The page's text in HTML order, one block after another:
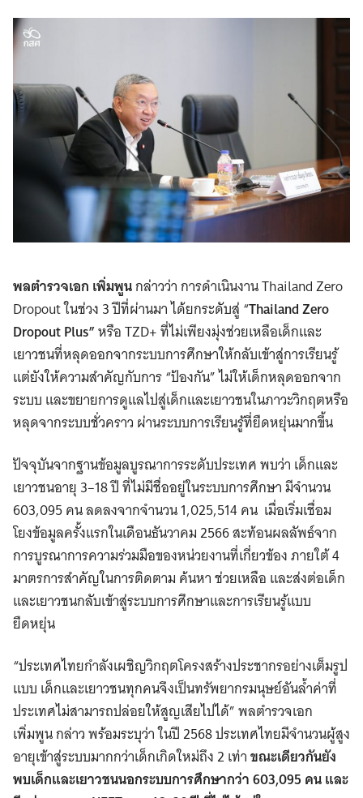
พลตำรวจเอก เพิ่มพูนกล่าวว่า การดำเนินงาน Thailand Zero
Dropout ในช่วง 3 ปีที่ผ่านมา ได้ยกระดับสู่ “Thailand Zero
Dropout Plus”หรือ TZD+ ที่ไม่เพียงมุ่งช่วยเหลือเด็กและ
เยาวชนที่หลุดออกจากระบบการศึกษาให้กลับเข้าสู่การเรียนรู้
แต่ยังให้ความสำคัญกับการ “ป้องกัน” ไม่ให้เด็กหลุดออกจาก
ระบบ และขยายการดูแลไปสู่เด็กและเยาวชนในภาวะวิกฤตหรือ
หลุดจากระบบชั่วคราว ผ่านระบบการเรียนรู้ที่ยืดหยุ่นมากขึ้น
ปัจจุบันจากฐานข้อมูลบูรณาการระดับประเทศ พบว่า เด็กและ
เยาวชนอายุ 3–18 ปี ที่ไม่มีชื่ออยู่ในระบบการศึกษา มีจำนวน
603,095 คน ลดลงจากจำนวน 1,025,514 คน เมื่อเริ่มเชื่อม
โยงข้อมูลครั้งแรกในเดือนธันวาคม 2566 สะท้อนผลลัพธ์จาก
การบูรณาการความร่วมมือของหน่วยงานที่เกี่ยวข้อง ภายใต้ 4
มาตรการสำคัญในการติดตาม ค้นหา ช่วยเหลือ และส่งต่อเด็ก
และเยาวชนกลับเข้าสู่ระบบการศึกษาและการเรียนรู้แบบ
ยืดหยุ่น
“ประเทศไทยกำลังเผชิญวิกฤตโครงสร้างประชากรอย่างเต็มรูป
แบบ เด็กและเยาวชนทุกคนจึงเป็นทรัพยากรมนุษย์อันล้ำค่าที่
ประเทศไม่สามารถปล่อยให้สูญเสียไปได้” พลตำรวจเอก
เพิ่มพูน กล่าว พร้อมระบุว่า ในปี 2568 ประเทศไทยมีจำนวนผู้สูง
อายุเข้าสู่ระบบมากกว่าเด็กเกิดใหม่ถึง 2 เท่าขณะเดียวกันยัง
พบเด็กและเยาวชนนอกระบบการศึกษากว่า 603,095 คน และ